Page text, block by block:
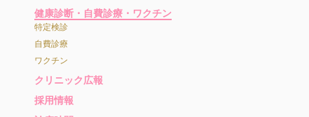
健康診断・自費診療・ワクチン
特定検診
自費診療
ワクチン
クリニック広報
採用情報